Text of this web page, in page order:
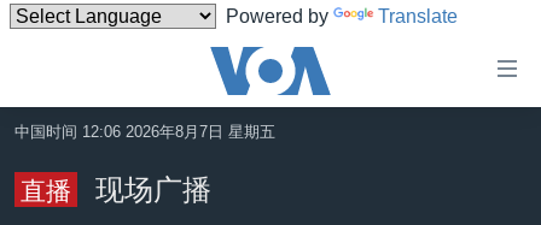
Powered by Translate
碍
链
接美国
中国时间 12:06 2026年8月7日 星期五
直播 现场广播